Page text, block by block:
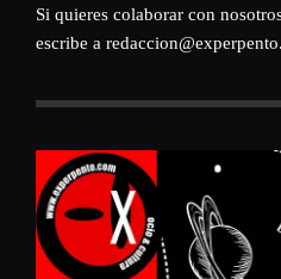
Si quieres colaborar con
escribe a